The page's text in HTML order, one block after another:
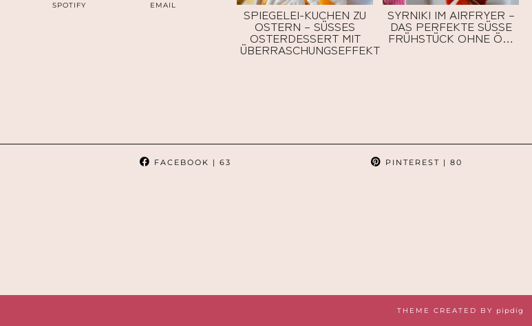
SPOTIFY EMAIL
SPIEGELEI-KUCHEN ZU
OSTERN – SÜSSES O
STERDESSERT MIT Ü
BERRASCHUNGSEFFEKT
SYRNIKI IM AIRFRYER –
DAS PERFEKTE SÜSSE F
RÜHSTÜCK OHNE Ö…
FACEBOOK | 63 PINTEREST | 80
THEME CREATED BY pipdig